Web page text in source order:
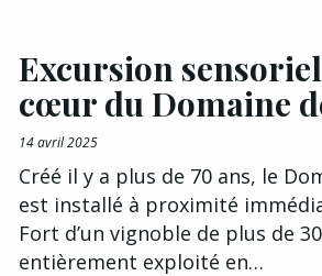
Excursion
cœur du Domaine
14 avril 2025
Créé il y a plus de 70 ans, le
est installé à proximité
Fort d’un vignoble de plus de
entièrement exploité en…